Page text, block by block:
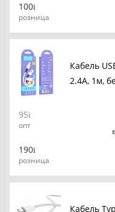
100
розница
Кабель
2.4A, 1м,
95
опт
190
розница
Кабель